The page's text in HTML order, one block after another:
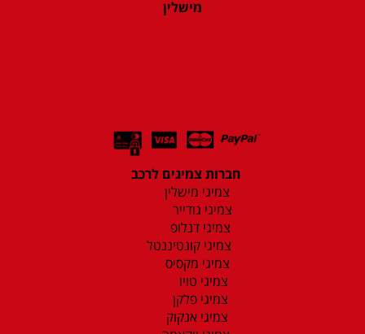
מישלין
חברות צמיגים לרכב
צמיגי מישלין
צמיגי גודייר
צמיגי דנלופ
צמיגי קונטיננטל
צמיגי מקסיס
צמיגי טויו
צמיגי פלקן
צמיגי אנקוק